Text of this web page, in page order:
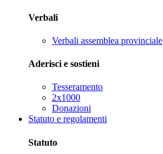
Verbali
Verbali assemblea provinciale
Aderisci e sostieni
Tesseramento
2x1000
Donazioni
Statuto e regolamenti
Statuto